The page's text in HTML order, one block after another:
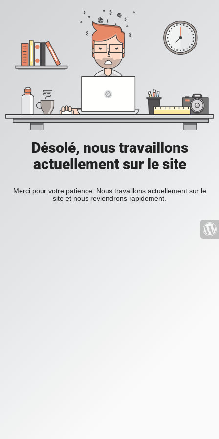
Désolé, nous travaillons
actuellement sur le site
Merci pour votre patience. Nous travaillons actuellement sur le
site et nous reviendrons rapidement.